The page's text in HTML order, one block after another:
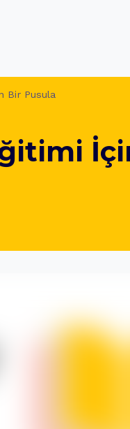
Bir Pusula